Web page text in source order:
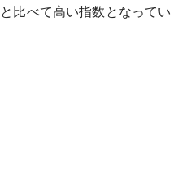
と比べて高い指数となってい